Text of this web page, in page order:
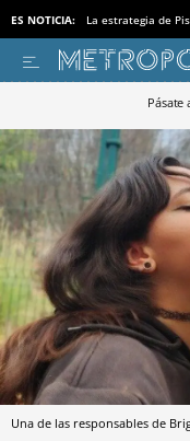
ES NOTICIA: La estrategia de
Pásate
Una de las responsables de